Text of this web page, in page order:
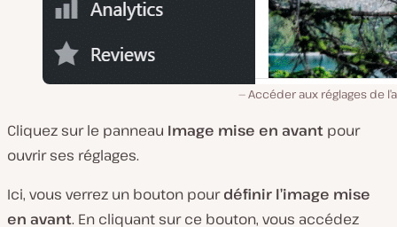
Accéder aux réglages de
Cliquez sur le panneau Image mise en avant pour
ouvrir ses réglages.
Ici, vous verrez un bouton pourdéfinir l’image mise
en avant. En cliquant sur ce bouton, vous accédez